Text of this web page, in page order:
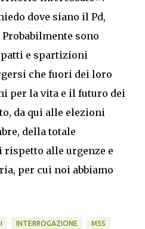
dove siano il Pd,
Probabilmente sono
e spartizioni
che fuori dei loro
per la vita e il futuro dei
da qui alle elezioni
della totale
alle urgenze e
per cui noi abbiamo
INTERROGAZIONE M5S